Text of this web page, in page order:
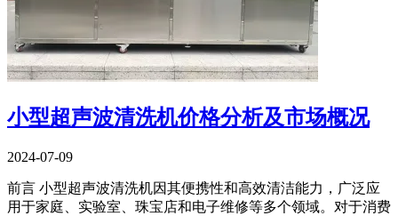
小型超声波清洗机价格分析及市场概况
2024-07-09
前言 小型超声波清洗机因其便携性和高效清洁能力，广泛应
用于家庭、实验室、珠宝店和电子维修等多个领域。对于消费